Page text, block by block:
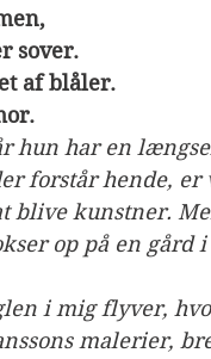
sover.
af blåler.
hun har en
forstår hende, er
blive kunstner.
op på en gård
i mig flyver,
malerier,